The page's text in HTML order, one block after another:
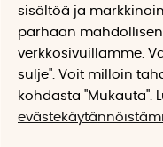
sisältöä ja
parhaan
verkkosivuillamme.
sulje". Voit milloin
kohdasta "Mukauta".